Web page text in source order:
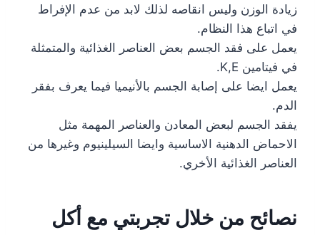
زيادة الوزن وليس انقاصه لذلك لابد من عدم الإفراط
في اتباع هذا النظام.
يعمل على فقد الجسم بعض العناصر الغذائية والمتمثلة
في فيتامين K,E.
يعمل ايضا على إصابة الجسم بالأنيميا فيما يعرف بفقر
الدم.
يفقد الجسم لبعض المعادن والعناصر المهمة مثل
الاحماض الدهنية الاساسية وايضا السيلينيوم وغيرها من
العناصر الغذائية الأخري.
نصائح من خلال تجربتي مع أكل